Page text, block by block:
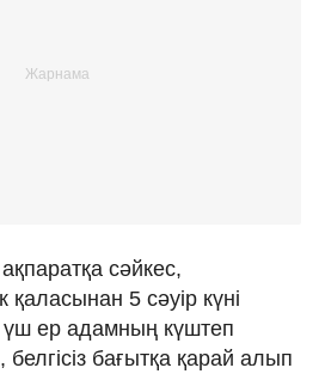
сәйкес,
қаласынан 5 сәуір күні
ер адамның күштеп
белгісіз бағытқа қарай алып